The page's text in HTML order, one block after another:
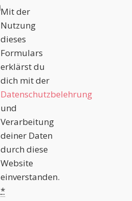
Mit der
Nutzung
dieses
Formulars
erklärst du
dich mit der
Datenschutzbelehrung
und
Verarbeitung
deiner Daten
durch diese
Website
einverstanden.
*